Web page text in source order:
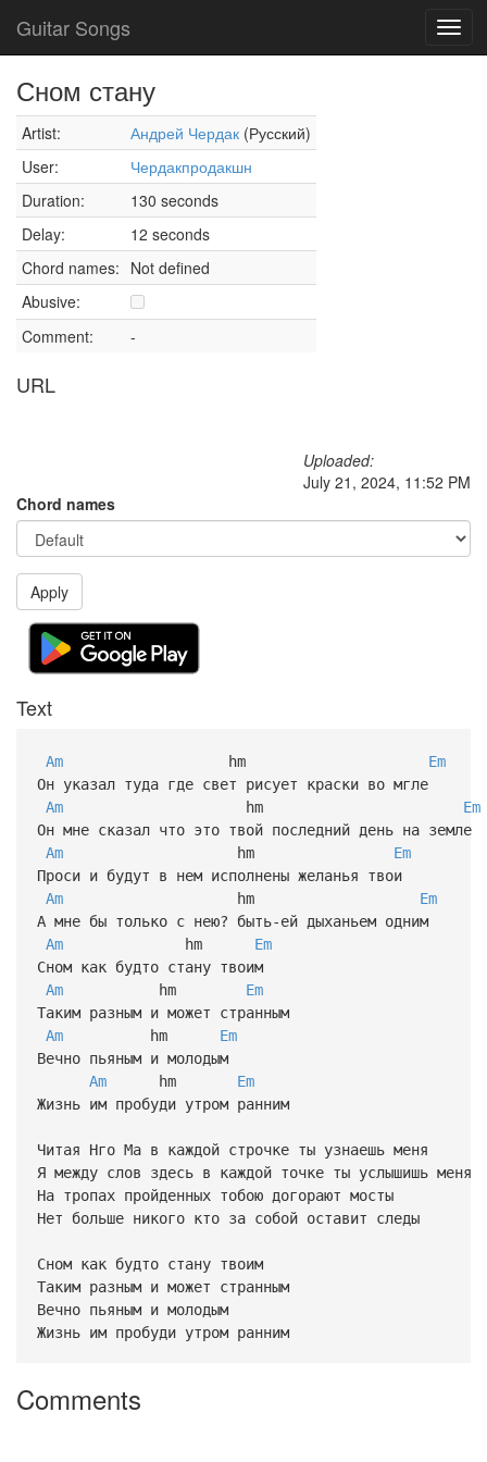
Guitar Songs
Сном стану
Artist: Андрей Чердак (Русский)
User:
Чердакпродакшн
Duration:
130 seconds
Delay:
12 seconds
Chord names: Not defined
Abusive:
Comment:
-
URL
Uploaded:
July 21, 2024, 11:52 PM
Chord names
Apply
Text
Amhm Em
Он указал туда где свет рисует краски во мгле
Amhm Em
Он мне сказал что это твой последний день на земле
Amhm Em
Проси и будут в нем исполнены желанья твои
Amhm Em
А мне бы только с нею? быть-ей дыханьем одним
Amhm Em
Сном как будто стану твоим
Amhm Em
Таким разным и может странным
Amhm Em
Вечно пьяным и молодым
Amhm Em
Жизнь им пробуди утром ранним
Читая Нго Ма в каждой строчке ты узнаешь меня
Я между слов здесь в каждой точке ты услышишь меня
На тропах пройденных тобою догорают мосты
Нет больше никого кто за собой оставит следы
Сном как будто стану твоим
Таким разным и может странным
Вечно пьяным и молодым
Жизнь им пробуди утром ранним
Comments